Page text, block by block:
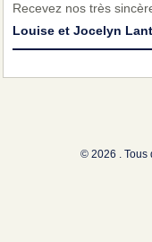
Recevez nos très
Louise et Jocelyn
© 2026 . Tous